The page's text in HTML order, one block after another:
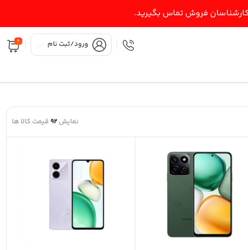
کارشناسان فروش تماس بگیرید.
ورود/ثبت نام 0
نمایش92 قیمت کالا ها